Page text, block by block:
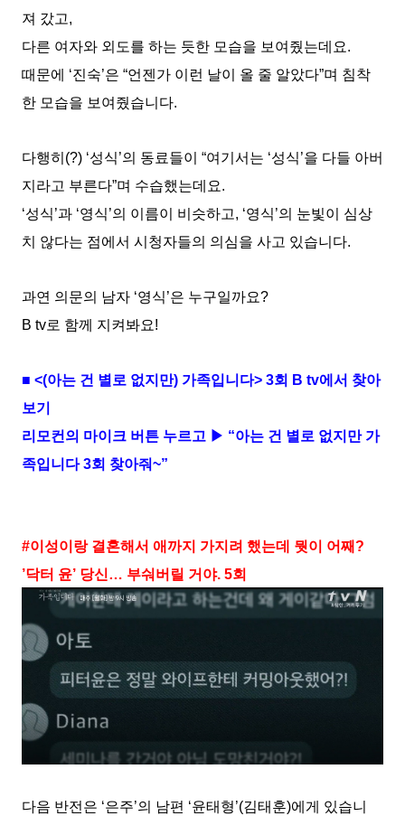
져 갔고,
다른 여자와 외도를 하는 듯한 모습을 보여줬는데요.
때문에 ‘진숙’은 “언젠가 이런 날이 올 줄 알았다”며 침착
한 모습을 보여줬습니다.
다행히(?) ‘성식’의 동료들이 “여기서는 ‘성식’을 다들 아버
지라고 부른다”며 수습했는데요.
‘성식’과 ‘영식’의 이름이 비슷하고, ‘영식’의 눈빛이 심상
치 않다는 점에서 시청자들의 의심을 사고 있습니다.
과연 의문의 남자 ‘영식’은 누구일까요?
B tv로 함께 지켜봐요!
■ <(아는 건 별로 없지만) 가족입니다> 3회 B tv에서 찾아
보기
리모컨의 마이크 버튼 누르고 ▶ “아는 건 별로 없지만 가
족입니다 3회 찾아줘~”
#이성이랑 결혼해서 애까지 가지려 했는데 뭣이 어째?
’닥터 윤’ 당신… 부숴버릴 거야. 5회
다음 반전은 ‘은주’의 남편 ‘윤태형’(김태훈)에게 있습니